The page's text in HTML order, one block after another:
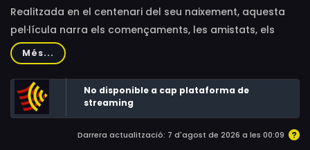
Ingrassia, Stefano Skalkotos, Teresa Federico, Valentina
Ruggeri, Francesca Nerozzi
Realitzada en el centenari del seu naixement, aquesta
pel·lícula narra els començaments, les amistats, els
amors i moltes anècdotes de la vida de l'actor Alberto
Sordi, des dels seus inicis en el món de l'espectacle com
a aspirant, fins a convertir-se en actor.
Més...
No disponible a cap plataforma de
streaming
Darrera actualització: 7 d'agost de 2026 a les 00:09